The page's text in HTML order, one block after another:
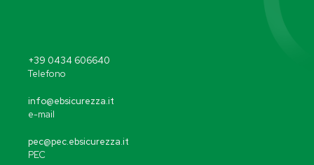
+39 0434 606640
Telefono
info@ebsicurezza.it
e-mail
pec@pec.ebsicurezza.it
PEC